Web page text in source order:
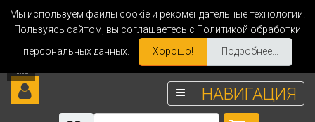
Мы используем файлы cookie и рекомендательные технологии.
Пользуясь сайтом, вы соглашаетесь с Политикой обработки
персональных данных.
Хорошо! Подробнее...
НАВИГАЦИЯ